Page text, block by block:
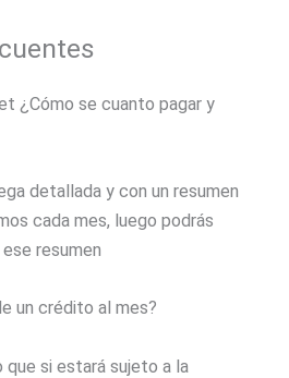
¿Cómo se cuanto pagar y
detallada y con un resumen
cada mes, luego podrás
resumen
un crédito al mes?
que si estará sujeto a la